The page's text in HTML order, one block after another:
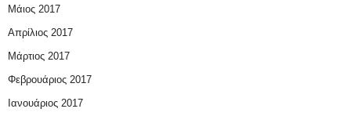
Μάιος 2017
Απρίλιος 2017
Μάρτιος 2017
Φεβρουάριος 2017
Ιανουάριος 2017